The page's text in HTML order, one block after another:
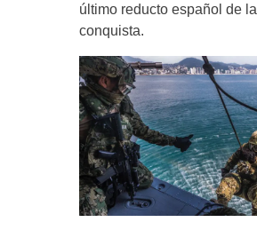
último reducto español de la
conquista.